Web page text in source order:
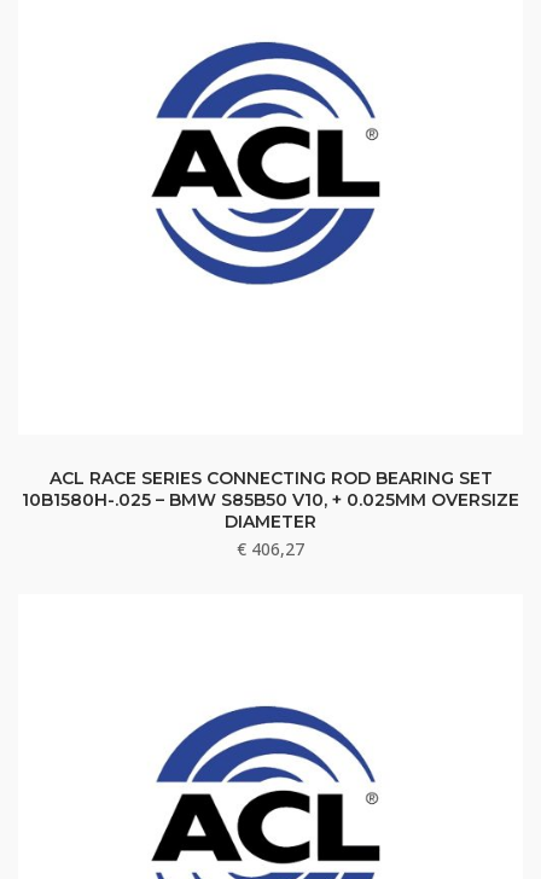
ACL RACE SERIES CONNECTING ROD BEARING SET
10B1580H-.025 – BMW S85B50 V10, + 0.025MM OVERSIZE
DIAMETER
€ 406,27